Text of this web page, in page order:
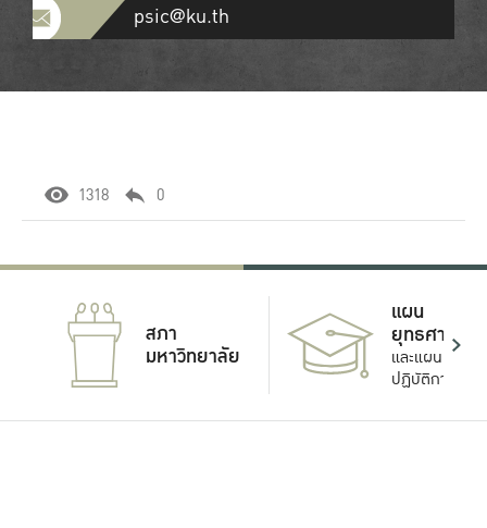
psic@ku.th
1318 0
สภา
มหาวิทยาลัย
แผน
ยุทธศาสตร์
และแผน
ปฏิบัติการ